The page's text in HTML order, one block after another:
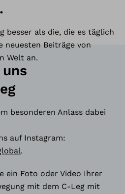
besser als die, die es täglich
neuesten Beiträge von
Welt an.
besonderen Anlass dabei
auf Instagram:
.
ein Foto oder Video Ihrer
mit dem C-Leg mit